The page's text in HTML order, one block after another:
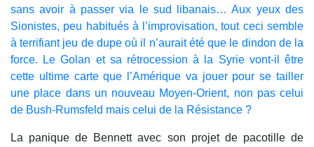
sans avoir à passer via le sud libanais… Aux yeux des
Sionistes, peu habitués à l’improvisation, tout ceci semble
à terrifiant jeu de dupe où il n’aurait été que le dindon de la
force. Le Golan et sa rétrocession à la Syrie vont-il être
cette ultime carte que l’Amérique va jouer pour se tailler
une place dans un nouveau Moyen-Orient, non pas celui
de Bush-Rumsfeld mais celui de la Résistance ?
La panique de Bennett avec son projet de pacotille de